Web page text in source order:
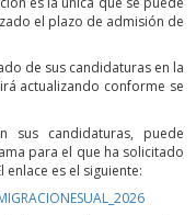
el plazo de admisión de
de sus candidaturas en la
actualizando conforme se
sus candidaturas, puede
para el que ha solicitado
es el siguiente: